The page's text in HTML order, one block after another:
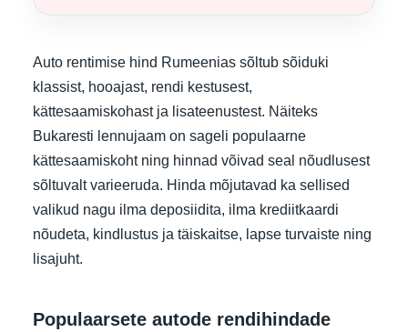
Auto rentimise hind Rumeenias sõltub sõiduki
klassist, hooajast, rendi kestusest,
kättesaamiskohast ja lisateenustest. Näiteks
Bukaresti lennujaam on sageli populaarne
kättesaamiskoht ning hinnad võivad seal nõudlusest
sõltuvalt varieeruda. Hinda mõjutavad ka sellised
valikud nagu ilma deposiidita, ilma krediitkaardi
nõudeta, kindlustus ja täiskaitse, lapse turvaiste ning
lisajuht.
Populaarsete autode rendihindade